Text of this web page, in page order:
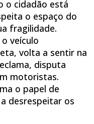
o cidadão está
o espaço do
fragilidade.
veículo
volta a sentir na
disputa
motoristas.
o papel de
desrespeitar os